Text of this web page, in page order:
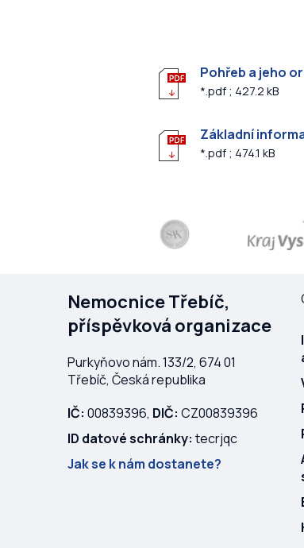
Pohřeb a jeho
*.pdf ; 427.2 kB
Základní
*.pdf ; 474.1 kB
Nemocnice Třebíč,
příspěvková organizace
Purkyňovo nám. 133/2, 674 01
Třebíč, Česká republika
IČ: 00839396, DIČ: CZ00839396
ID datové schránky: tecrjqc
Jak se k nám dostanete?